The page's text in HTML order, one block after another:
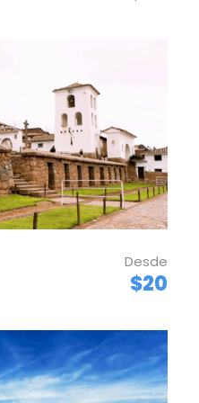
horas
histórico de Cusco.
del Cusco.
itinerarios para
a la verdadera
Desde
$20